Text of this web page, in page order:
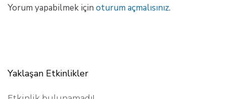
a
Yorum yapabilmek için oturum açmalısınız.
Yaklaşan Etkinlikler